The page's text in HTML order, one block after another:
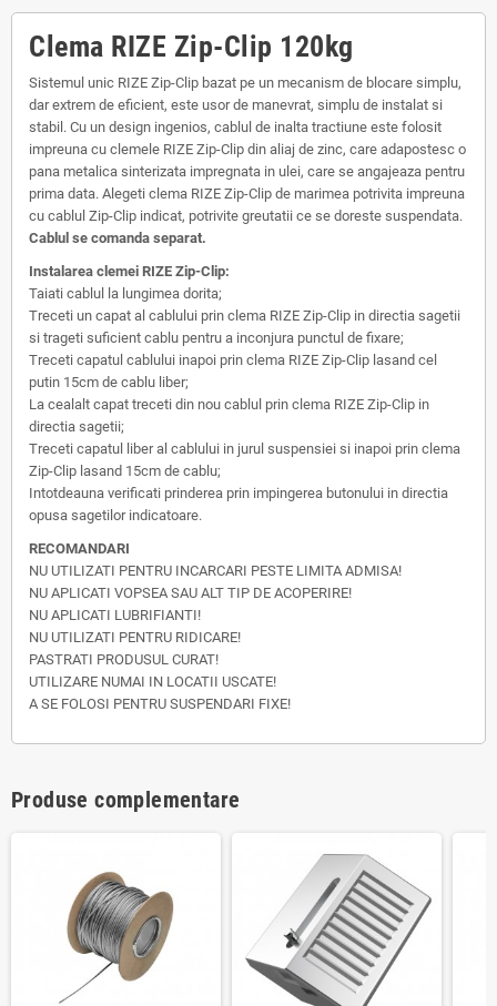
Clema RIZE Zip-Clip 120kg
Sistemul unic RIZE Zip-Clip bazat pe un mecanism de blocare simplu,
dar extrem de eficient, este usor de manevrat, simplu de instalat si
stabil. Cu un design ingenios, cablul de inalta tractiune este folosit
impreuna cu clemele RIZE Zip-Clip din aliaj de zinc, care adapostesc o
pana metalica sinterizata impregnata in ulei, care se angajeaza pentru
prima data. Alegeti clema RIZE Zip-Clip de marimea potrivita impreuna
cu cablul Zip-Clip indicat, potrivite greutatii ce se doreste suspendata.
Cablul se comanda separat.
Instalarea clemei RIZE Zip-Clip:
Taiati cablul la lungimea dorita;
Treceti un capat al cablului prin clema RIZE Zip-Clip in directia sagetii
si trageti suficient cablu pentru a inconjura punctul de fixare;
Treceti capatul cablului inapoi prin clema RIZE Zip-Clip lasand cel
putin 15cm de cablu liber;
La cealalt capat treceti din nou cablul prin clema RIZE Zip-Clip in
directia sagetii;
Treceti capatul liber al cablului in jurul suspensiei si inapoi prin clema
Zip-Clip lasand 15cm de cablu;
Intotdeauna verificati prinderea prin impingerea butonului in directia
opusa sagetilor indicatoare.
RECOMANDARI
NU UTILIZATI PENTRU INCARCARI PESTE LIMITA ADMISA!
NU APLICATI VOPSEA SAU ALT TIP DE ACOPERIRE!
NU APLICATI LUBRIFIANTI!
NU UTILIZATI PENTRU RIDICARE!
PASTRATI PRODUSUL CURAT!
UTILIZARE NUMAI IN LOCATII USCATE!
A SE FOLOSI PENTRU SUSPENDARI FIXE!
Produse complementare